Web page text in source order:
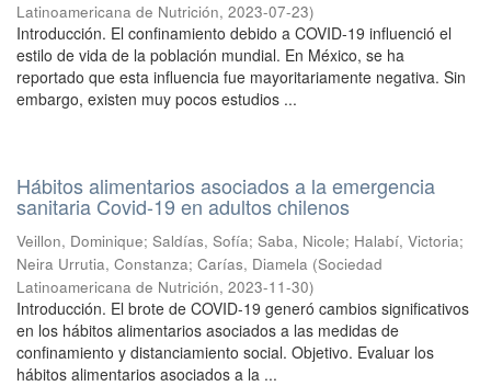
Latinoamericana de Nutrición, 2023-07-23)
Introducción. El confinamiento debido a COVID-19 influenció el
estilo de vida de la población mundial. En México, se ha
reportado que esta influencia fue mayoritariamente negativa. Sin
embargo, existen muy pocos estudios ...
Hábitos alimentarios asociados a la emergencia
sanitaria Covid-19 en adultos chilenos
Veillon, Dominique; Saldías, Sofía; Saba, Nicole; Halabí, Victoria;
Neira Urrutia, Constanza; Carías, Diamela (Sociedad
Latinoamericana de Nutrición, 2023-11-30)
Introducción. El brote de COVID-19 generó cambios significativos
en los hábitos alimentarios asociados a las medidas de
confinamiento y distanciamiento social. Objetivo. Evaluar los
hábitos alimentarios asociados a la ...